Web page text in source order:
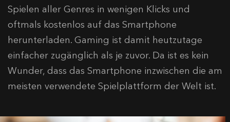
Spielen aller Genres in wenigen Klicks und
oftmals kostenlos auf das Smartphone
herunterladen. Gaming ist damit heutzutage
einfacher zugänglich als je zuvor. Da ist es kein
Wunder, dass das Smartphone inzwischen die am
meisten verwendete Spielplattform der Welt ist.